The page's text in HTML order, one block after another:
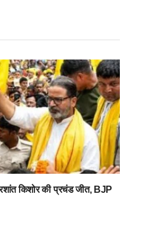
किशोर की प्रचंड जीत, BJP